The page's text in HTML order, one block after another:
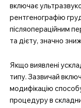
включає
рентгенографію
післяопераційним
та дієту, значно
Якщо виявлені
типу. Зазвичай
модифікацію
процедуру в